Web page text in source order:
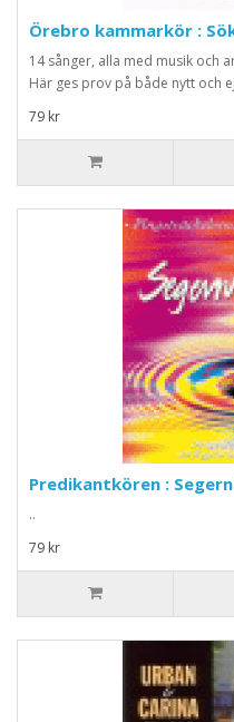
Örebro kammarkör :
14 sånger, alla med musik och
Här ges prov på både nytt och
79 kr
Predikantkören :
..
79 kr